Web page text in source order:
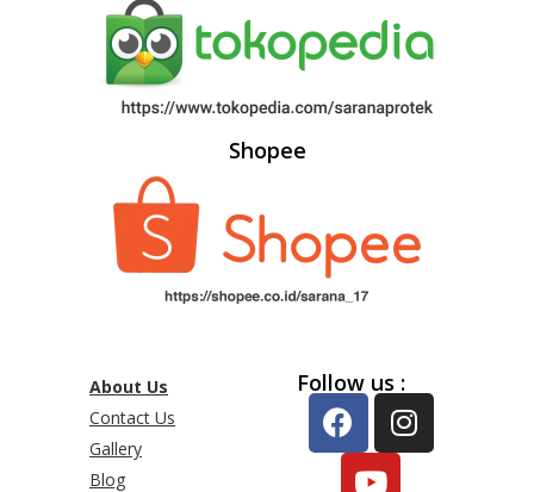
Shopee
About Us
Contact Us
Gallery
Blog
Follow us :